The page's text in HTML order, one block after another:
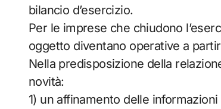
bilancio d’esercizio.
Per le imprese che chiudono
oggetto diventano operative a
Nella predisposizione della
novità:
1) un affinamento delle